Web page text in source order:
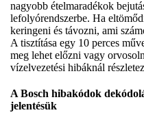
nagyobb ételmaradékok
lefolyórendszerbe. Ha
keringeni és távozni, ami
A tisztítása egy 10 perces
meg lehet előzni vagy
vízelvezetési hibáknál
A Bosch hibakódok
jelentésük